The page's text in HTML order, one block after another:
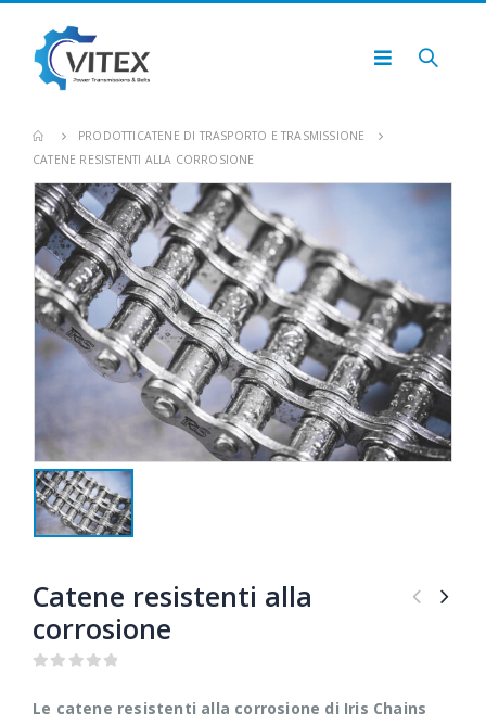
PRODOTTI CATENE DI TRASPORTO E TRASMISSIONE
CATENE RESISTENTI ALLA CORROSIONE
Catene resistenti alla
corrosione
Le catene resistenti alla corrosione di Iris Chains